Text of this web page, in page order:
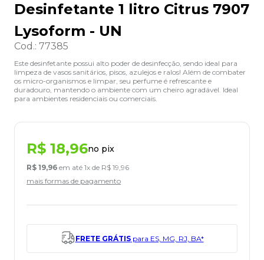
Desinfetante 1 litro Citrus 7907
Lysoform - UN
Cod.: 77385
Este desinfetante possui alto poder de desinfecção, sendo ideal para
limpeza de vasos sanitários, pisos, azulejos e ralos! Além de combater
os micro-organismos e limpar, seu perfume é refrescante e
duradouro, mantendo o ambiente com um cheiro agradável. Ideal
para ambientes residenciais ou comerciais.
R$ 18,96no pix
R$ 19,96 em até 1x de R$ 19,96
mais formas de pagamento
FRETE GRÁTISpara ES, MG, RJ, BA*